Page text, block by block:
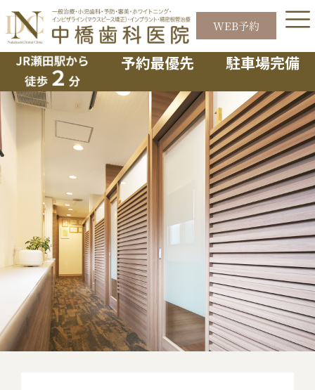
を
ス
WEB予約
イベント告知